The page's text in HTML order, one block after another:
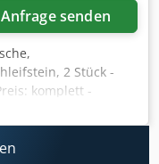
Anfrage senden
2 Stück -
komplett -